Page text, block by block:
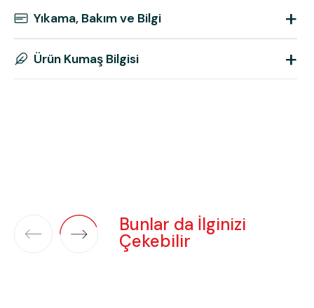
Yıkama, Bakım ve Bilgi +
Ürün Kumaş Bilgisi +
Bunlar da İlginizi
Çekebilir